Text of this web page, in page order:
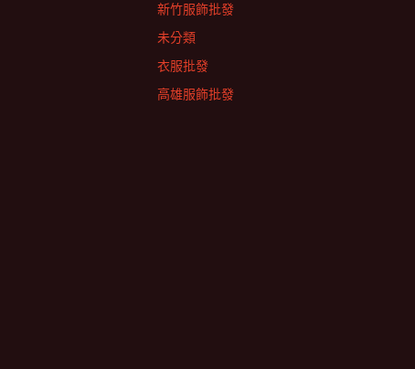
新竹服飾批發
未分類
衣服批發
高雄服飾批發